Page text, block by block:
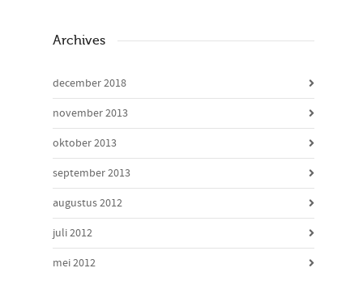
Archives
december 2018
november 2013
oktober 2013
september 2013
augustus 2012
juli 2012
mei 2012